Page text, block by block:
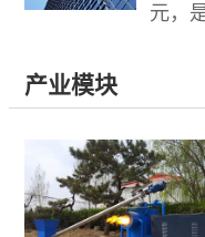
元，
所有
保”，
产业模块